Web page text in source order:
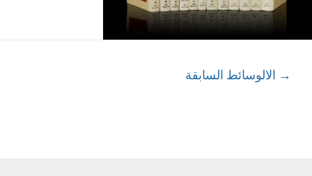
→ الالوسائط السابقة